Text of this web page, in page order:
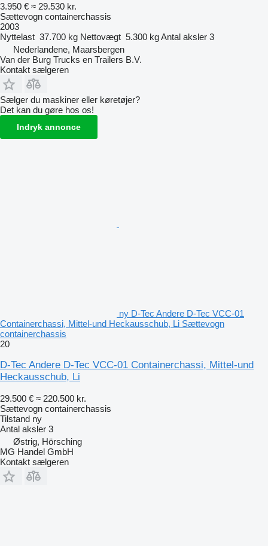
3.950 € ≈ 29.530 kr.
Sættevogn containerchassis
2003
Nyttelast 37.700 kg Nettovægt 5.300 kgAntal aksler 3
Nederlandene, Maarsbergen
Van der Burg Trucks en Trailers B.V.
Kontakt sælgeren
Sælger du maskiner eller køretøjer?
Det kan du gøre hos os!
Indryk annonce
ny D-Tec Andere D-Tec VCC-01
Containerchassi, Mittel-und Heckausschub, Li Sættevogn
containerchassis
20
D-Tec Andere D-Tec VCC-01 Containerchassi, Mittel-und
Heckausschub, Li
29.500 € ≈ 220.500 kr.
Sættevogn containerchassis
Tilstand ny
Antal aksler 3
Østrig, Hörsching
MG Handel GmbH
Kontakt sælgeren